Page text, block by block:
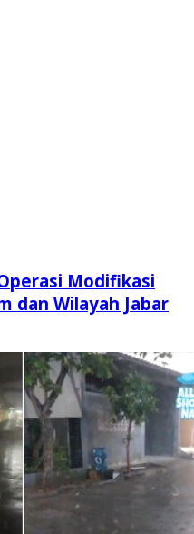
Modifikasi
dan Wilayah Jabar